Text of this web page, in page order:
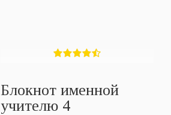
Блокнот именной
учителю 4